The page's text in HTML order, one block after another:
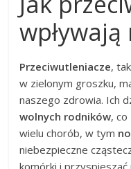
Przeciwutleniacze,
w zielonym groszku,
naszego zdrowia. Ich
wolnych rodników,
wielu chorób, w tym
niebezpieczne
komórki i